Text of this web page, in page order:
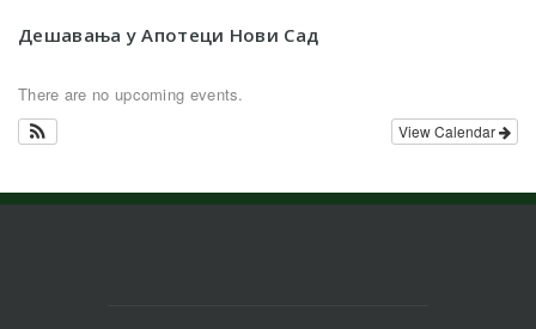
Дешавања у Апотеци Нови Сад
There are no upcoming events.
View Calendar